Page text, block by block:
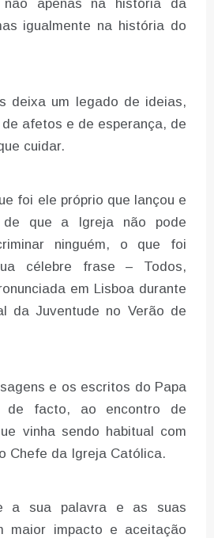
não apenas na história da
igualmente na história do
deixa um legado de ideias,
afetos e de esperança, de
cuidar.
foi ele próprio que lançou e
que a Igreja não pode
ninguém, o que foi
célebre frase – Todos,
em Lisboa durante
da Juventude no Verão de
e os escritos do Papa
de facto, ao encontro de
vinha sendo habitual com
Chefe da Igreja Católica.
a sua palavra e as suas
maior impacto e aceitação